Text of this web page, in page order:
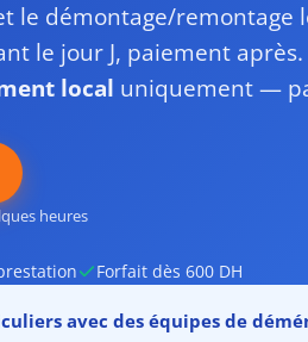
le démontage/remontage
le jour J, paiement
local uniquement —
heures
Forfait dès 600 DH
avec des équipes de